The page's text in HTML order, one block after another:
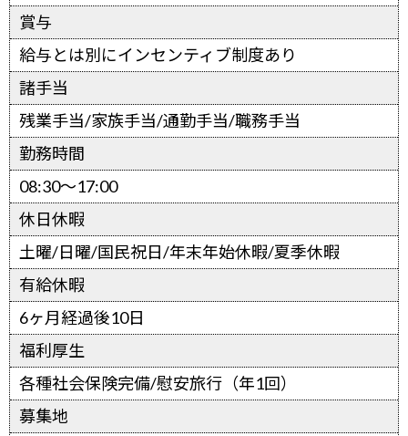
賞与
給与とは別にインセンティブ制度あり
諸手当
残業手当/家族手当/通勤手当/職務手当
勤務時間
08:30～17:00
休日休暇
土曜/日曜/国民祝日/年末年始休暇/夏季休暇
有給休暇
6ヶ月経過後10日
福利厚生
各種社会保険完備/慰安旅行（年1回）
募集地